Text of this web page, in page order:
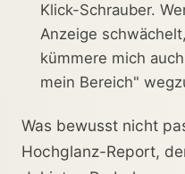
Klick-Schrauber.
Anzeige
kümmere mich
mein Bereich"
Was bewusst nicht
Hochglanz-Report,